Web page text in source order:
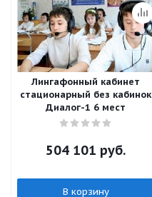
Лингафонный кабинет
стационарный без кабинок
Диалог-1 6 мест
504 101 руб.
В корзину